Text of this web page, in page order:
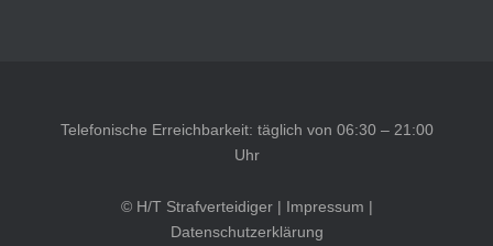
Telefonische Erreichbarkeit: täglich von 06:30 – 21:00
Uhr
© H/T Strafverteidiger | Impressum |
Datenschutzerklärung